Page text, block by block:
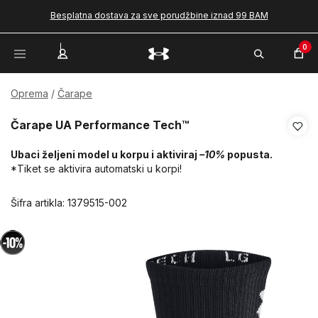
Besplatna dostava za sve porudžbine iznad 99 BAM
0
Oprema Čarape
Čarape UA Performance Tech™
Ubaci željeni model u korpu i aktiviraj –10% popusta.
*Tiket se aktivira automatski u korpi!
Šifra artikla: 1379515-002